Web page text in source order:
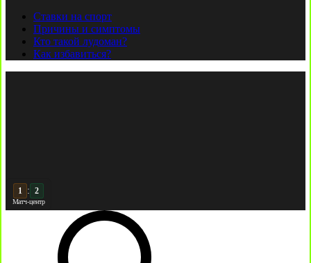
Ставки на спорт
Причины и симптомы
Кто такой лудоман?
Как избавиться?
2 : 2
Матч-центр